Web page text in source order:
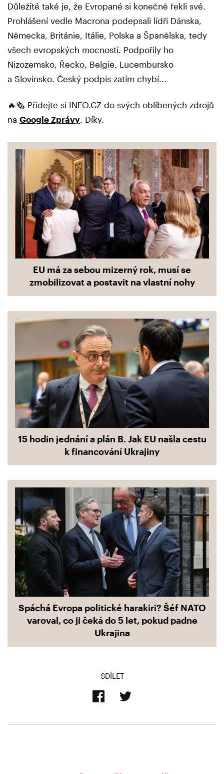
Důležité také je, že Evropané si konečně řekli své.
Prohlášení vedle Macrona podepsali lídři Dánska,
Německa, Británie, Itálie, Polska a Španělska, tedy
všech evropských mocností. Podpořily ho
Nizozemsko, Řecko, Belgie, Lucembursko
a Slovinsko. Český podpis zatím chybí...
🔥🗞️ Přidejte si INFO.CZ do svých oblíbených zdrojů
na Google Zprávy. Díky.
EU má za sebou mizerný rok, musí se
zmobilizovat a postavit na vlastní nohy
15 hodin jednání a plán B. Jak EU našla cestu
k financování Ukrajiny
Spáchá Evropa politické harakiri? Šéf NATO
varoval, co ji čeká do 5 let, pokud padne
Ukrajina
SDÍLET